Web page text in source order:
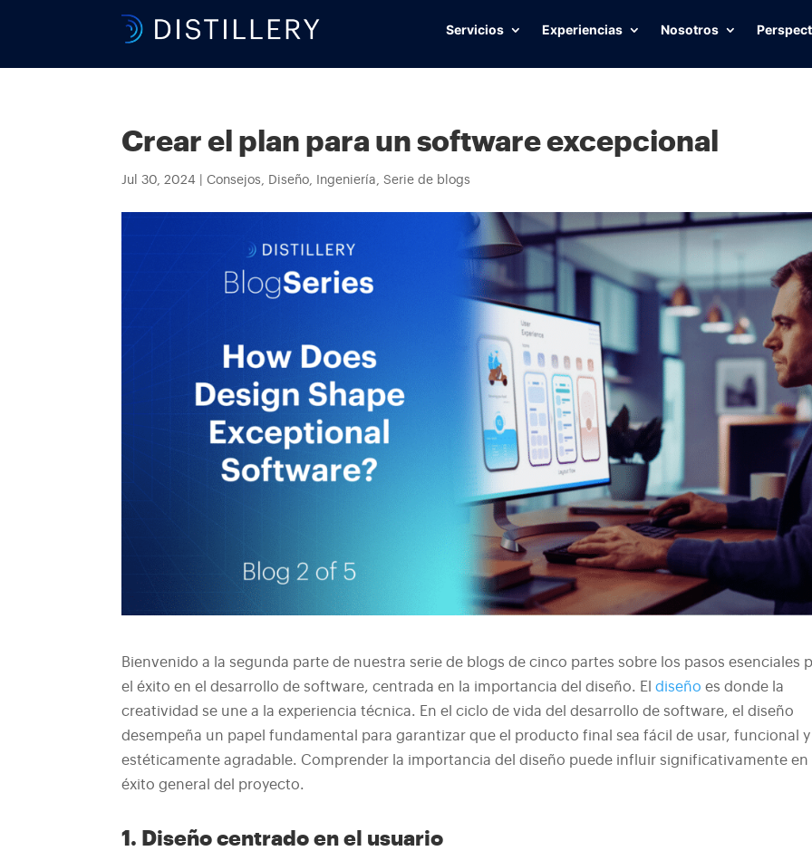
Servicios Experiencias Nosotros
Crear el plan para un software excepcional
Jul 30, 2024 |Consejos, Diseño, Ingeniería,Serie de blogs
Bienvenido a la segunda parte de nuestra serie de blogs de cinco partes sobre los pasos esenciales
el éxito en el desarrollo de software, centrada en la importancia del diseño. Eldiseño es donde la
creatividad se une a la experiencia técnica. En el ciclo de vida del desarrollo de software, el diseño
desempeña un papel fundamental para garantizar que el producto final sea fácil de usar, funcional y
estéticamente agradable. Comprender la importancia del diseño puede influir significativamente en
éxito general del proyecto.
1. Diseño centrado en el usuario